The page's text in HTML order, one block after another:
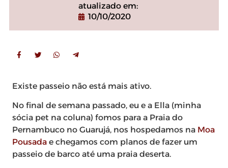
atualizado em:
10/10/2020
Existe passeio não está mais ativo.
No final de semana passado, eu e a Ella (minha
sócia pet na coluna) fomos para a Praia do
Pernambuco no Guarujá, nos hospedamos na Moa
Pousada e chegamos com planos de fazer um
passeio de barco até uma praia deserta.